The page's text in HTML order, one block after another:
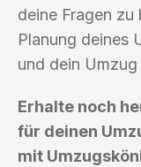
deine Fragen
Planung deines
und dein
Erhalte noch
für deinen
mit